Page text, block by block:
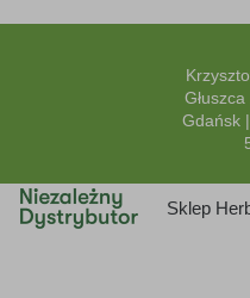
Gdańsk
Sklep